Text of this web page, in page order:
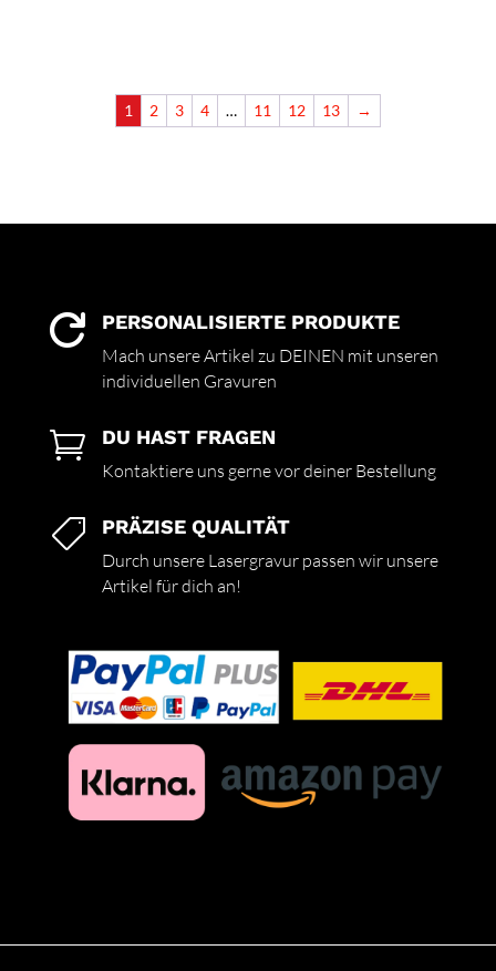
1 2 3 4 … 11 12 13 →
 PERSONALISIERTE PRODUKTE
Mach unsere Artikel zu DEINEN mit unseren
individuellen Gravuren
 DU HAST FRAGEN
Kontaktiere uns gerne vor deiner Bestellung
 PRÄZISE QUALITÄT
Durch unsere Lasergravur passen wir unsere
Artikel für dich an!